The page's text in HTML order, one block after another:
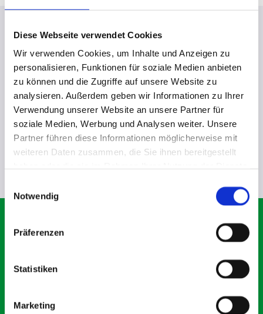
Diese Webseite verwendet Cookies
Wir verwenden Cookies, um Inhalte und Anzeigen zu
personalisieren, Funktionen für soziale Medien anbieten
zu können und die Zugriffe auf unsere Website zu
analysieren. Außerdem geben wir Informationen zu Ihrer
Verwendung unserer Website an unsere Partner für
soziale Medien, Werbung und Analysen weiter. Unsere
Partner führen diese Informationen möglicherweise mit
weiteren Daten zusammen, die Sie ihnen bereitgestellt
i
Notwendig
Präferenzen
Statistiken
Marketing
UNSERE ARBEITEN
Gründung von Gebäuden